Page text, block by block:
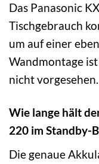
Das Panasonic
Tischgebrauch
um auf einer
Wandmontage
nicht vorgesehen.
Wie lange hält
220 im Standby-
Die genaue